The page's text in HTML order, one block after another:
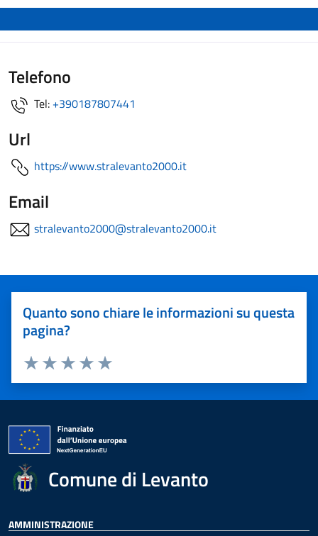
Telefono
Tel: +390187807441
Url
https://www.stralevanto2000.it
Email
stralevanto2000@stralevanto2000.it
Quanto sono chiare le informazioni su questa
pagina?
Valuta 5 stelle su 5
Valuta 4 stelle su 5
Valuta 3 stelle su 5
Valuta 2 stelle su 5
Valuta 1 stelle su 5
Comune di Levanto
AMMINISTRAZIONE